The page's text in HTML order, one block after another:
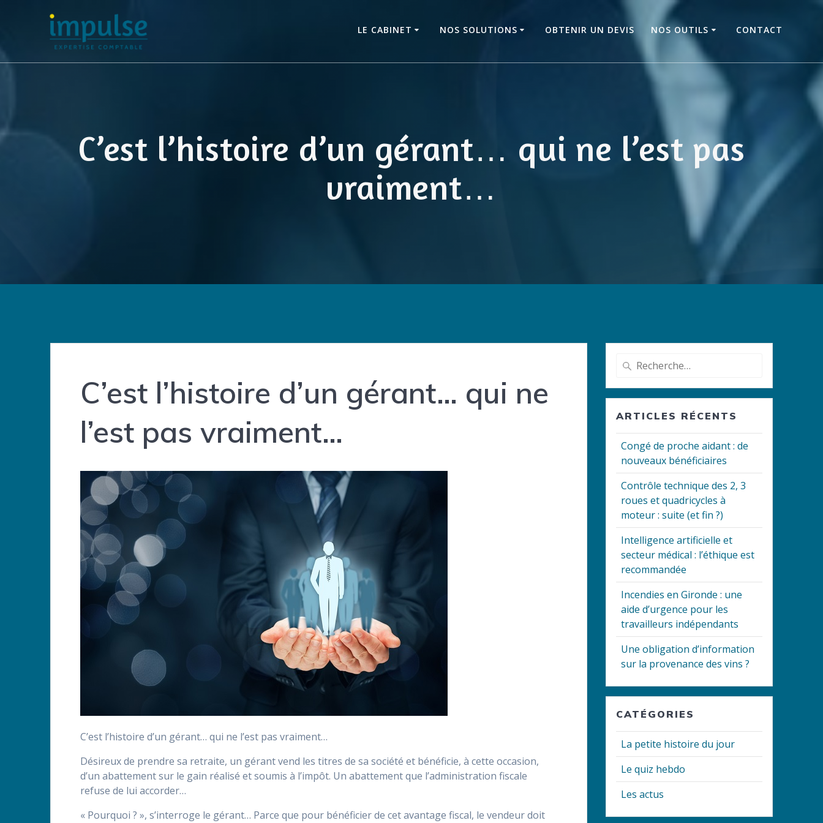
LE CABINET NOS SOLUTIONS OBTENIR UN DEVIS NOS OUTILS CONTACT
C’est l’histoire d’un gérant… qui ne l’est pas
vraiment…
C’est l’histoire d’un gérant… qui ne
l’est pas vraiment…
C’est l’histoire d’un gérant… qui ne l’est pas vraiment…
Désireux de prendre sa retraite, un gérant vend les titres de sa société et bénéficie, à cette occasion,
d’un abattement sur le gain réalisé et soumis à l’impôt. Un abattement que l’administration fiscale
refuse de lui accorder…
« Pourquoi ? », s’interroge le gérant… Parce que pour bénéficier de cet avantage fiscal, le vendeur doit
Recherche
:
ARTICLES RÉCENTS
Congé de proche aidant : de
nouveaux bénéficiaires
Contrôle technique des 2, 3
roues et quadricycles à
moteur : suite (et fin ?)
Intelligence artificielle et
secteur médical : l’éthique est
recommandée
Incendies en Gironde : une
aide d’urgence pour les
travailleurs indépendants
Une obligation d’information
sur la provenance des vins ?
CATÉGORIES
La petite histoire du jour
Le quiz hebdo
Les actus